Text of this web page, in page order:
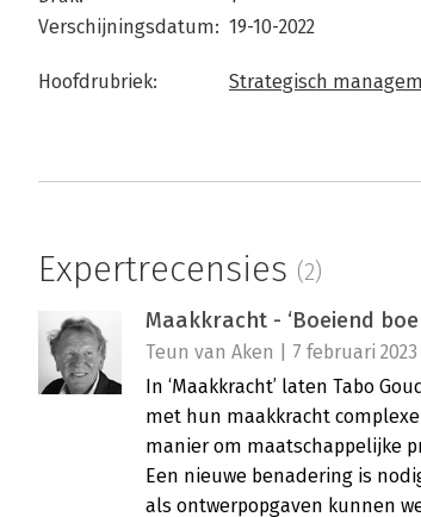
Verschijningsdatum: 19-10-2022
Hoofdrubriek: Strategisch
Expertrecensies (2)
Maakkracht - ‘Boeiend
Teun van Aken | 7 februari 2023
In ‘Maakkracht’ laten Tabo
met hun maakkracht
manier om maatschappelijke
Een nieuwe benadering is
als ontwerpopgaven kunnen